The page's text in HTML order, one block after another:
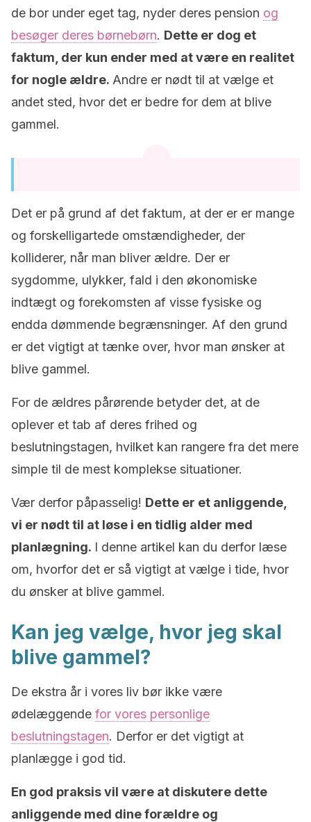
de bor under eget tag, nyder deres pension og
besøger deres børnebørn. Dette er dog et
faktum, der kun ender med at være en realitet
for nogle ældre. Andre er nødt til at vælge et
andet sted, hvor det er bedre for dem at blive
gammel.
Det er på grund af det faktum, at der er er mange
og forskelligartede omstændigheder, der
kolliderer, når man bliver ældre. Der er
sygdomme, ulykker, fald i den økonomiske
indtægt og forekomsten af visse fysiske og
endda dømmende begrænsninger. Af den grund
er det vigtigt at tænke over, hvor man ønsker at
blive gammel.
For de ældres pårørende betyder det, at de
oplever et tab af deres frihed og
beslutningstagen, hvilket kan rangere fra det mere
simple til de mest komplekse situationer.
Vær derfor påpasselig! Dette er et anliggende,
vi er nødt til at løse i en tidlig alder med
planlægning. I denne artikel kan du derfor læse
om, hvorfor det er så vigtigt at vælge i tide, hvor
du ønsker at blive gammel.
Kan jeg vælge, hvor jeg skal
blive gammel?
De ekstra år i vores liv bør ikke være
ødelæggende for vores personlige
beslutningstagen. Derfor er det vigtigt at
planlægge i god tid.
En god praksis vil være at diskutere dette
anliggende med dine forældre og